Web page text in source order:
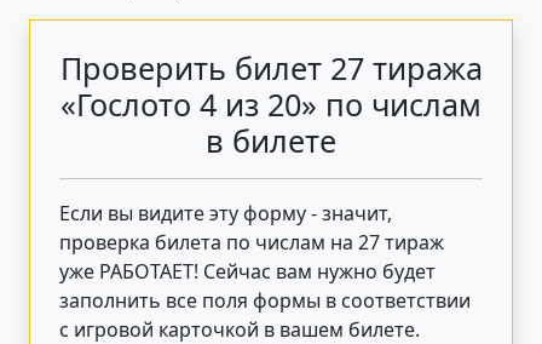
Проверить билет 27 тиража
«Гослото 4 из 20» по числам
в билете
Если вы видите эту форму - значит,
проверка билета по числам на 27 тираж
уже РАБОТАЕТ! Сейчас вам нужно будет
заполнить все поля формы в соответствии
с игровой карточкой в вашем билете.